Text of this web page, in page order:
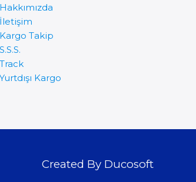
Hakkımızda
İletişim
Kargo Takip
S.S.S.
Track
Yurtdışı Kargo
Created By Ducosoft